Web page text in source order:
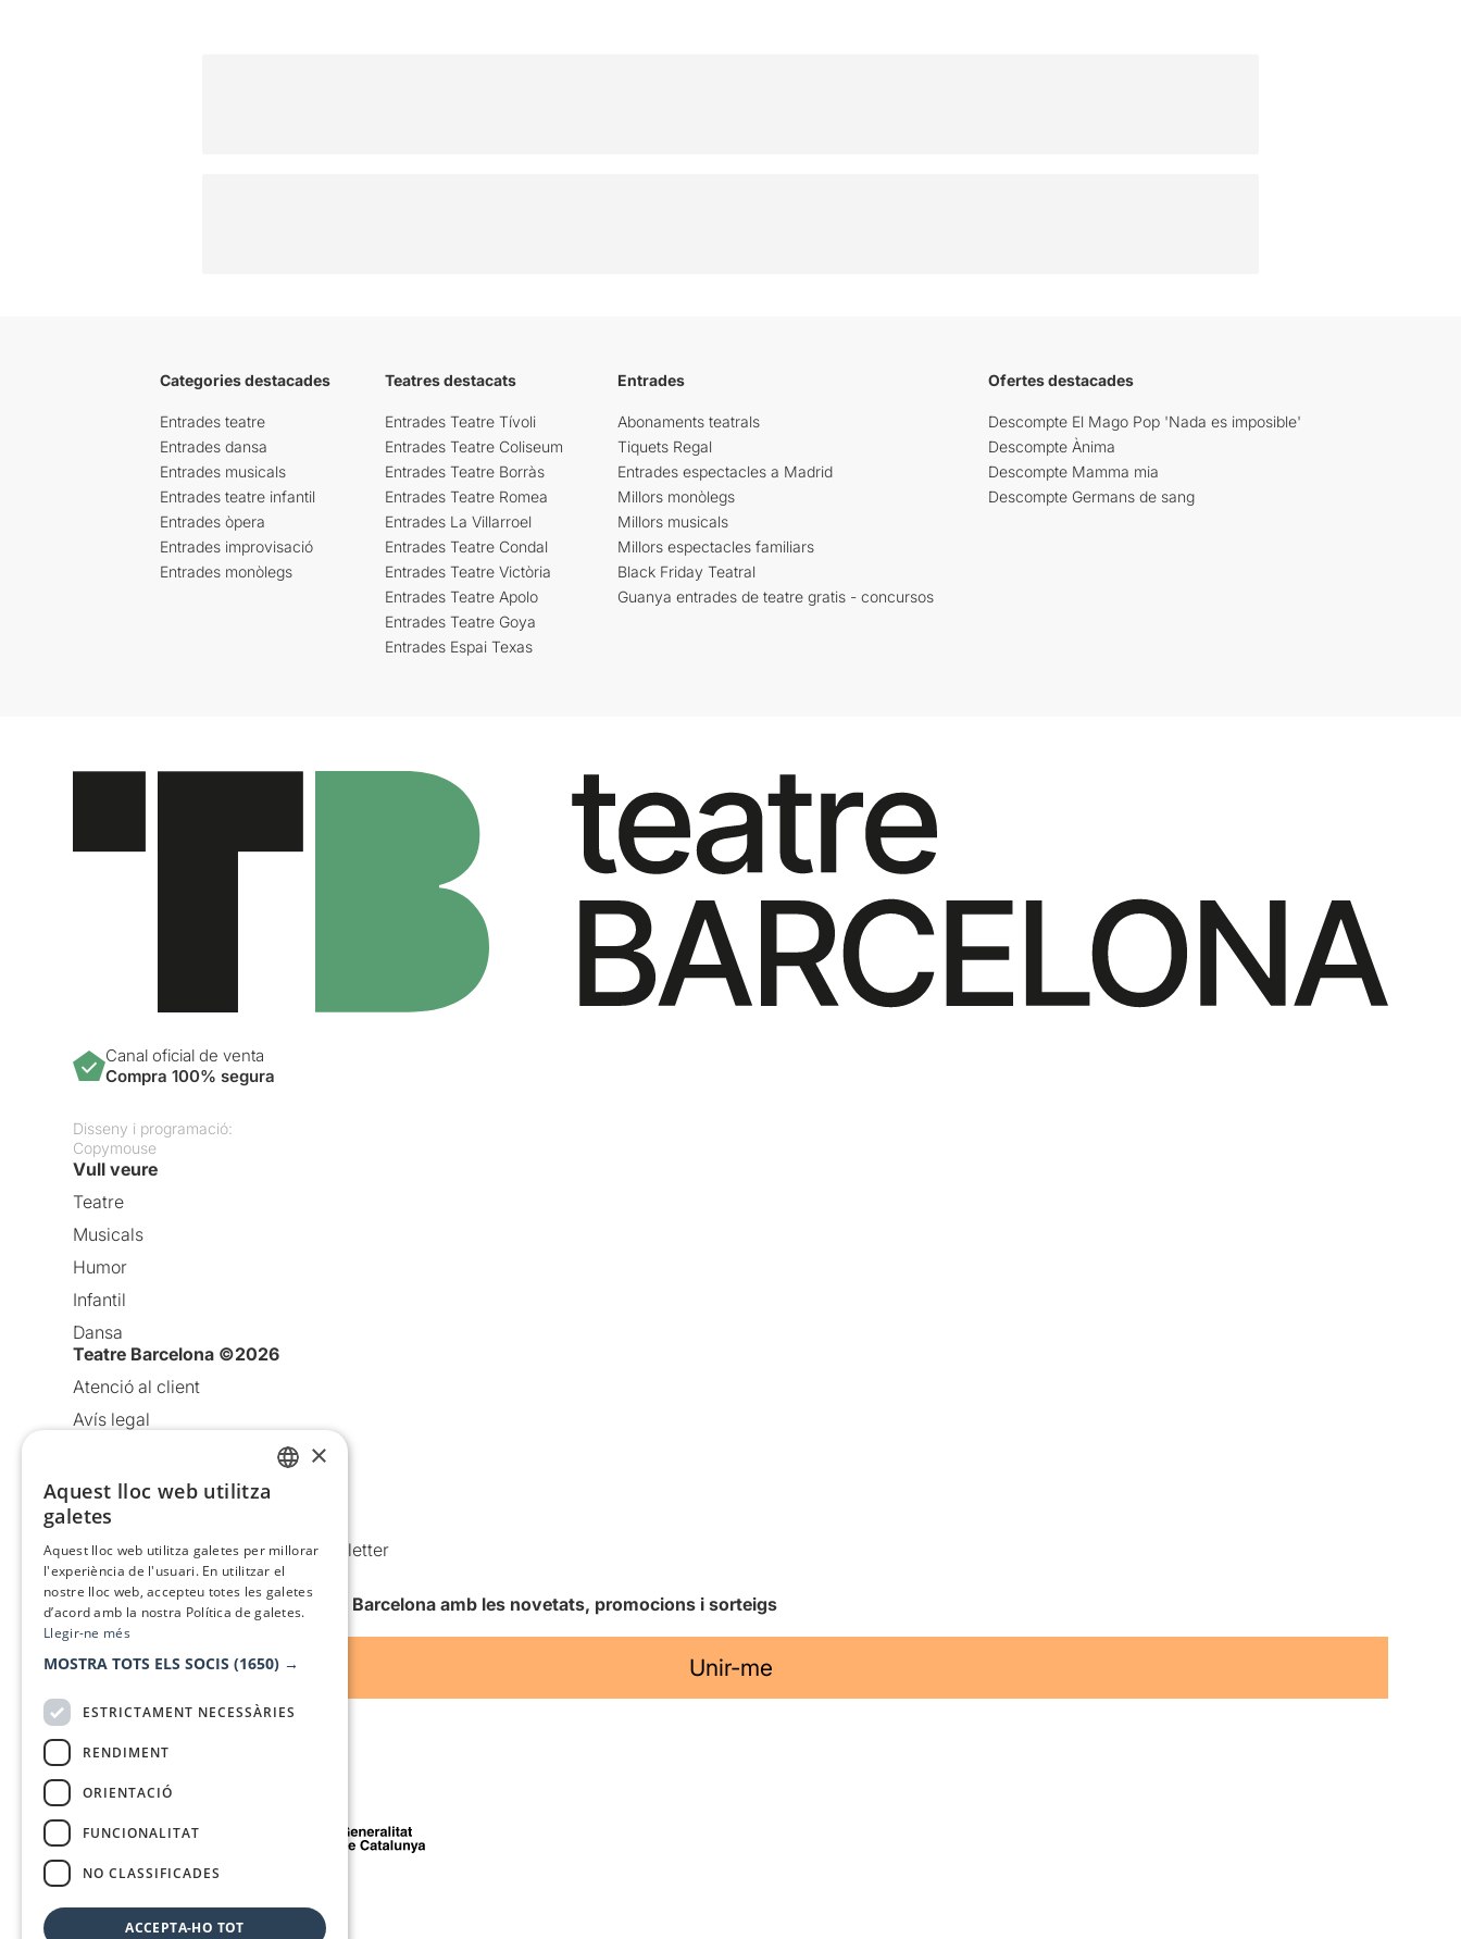
Categories destacades
Entrades teatre
Entrades dansa
Entrades musicals
Entrades teatre infantil
Entrades òpera
Entrades improvisació
Entrades monòlegs
Teatres destacats
Entrades Teatre Tívoli
Entrades Teatre Coliseum
Entrades Teatre Borràs
Entrades Teatre Romea
Entrades La Villarroel
Entrades Teatre Condal
Entrades Teatre Victòria
Entrades Teatre Apolo
Entrades Teatre Goya
Entrades Espai Texas
Entrades
Abonaments teatrals
Tiquets Regal
Entrades espectacles a Madrid
Millors monòlegs
Millors musicals
Millors espectacles familiars
Black Friday Teatral
Guanya entrades de teatre gratis - concursos
Ofertes destacades
Descompte El Mago Pop 'Nada es imposible'
Descompte Ànima
Descompte Mamma mia
Descompte Germans de sang
Canal oficial de venta
Compra 100% segura
Disseny i programació:
Copymouse
Vull veure
Teatre
Musicals
Humor
Infantil
Dansa
Teatre Barcelona ©2026
Atenció al client
Avís legal
Política de cookies
Condicions d’ús
Comunicacions comercials i Newsletter
Anuncia’t
Vull rebre la newsletter de Teatre Barcelona amb les novetats, promocions i sorteigs
Unir-me
Amb el suport de
×
Aquest lloc web utilitza
galetes
Aquest lloc web utilitza galetes per millorar
l'experiència de l'usuari. En utilitzar el
nostre lloc web, accepteu totes les galetes
d’acord amb la nostra Política de galetes.
Llegir-ne més
MOSTRA TOTS ELS SOCIS (1650) →
ESTRICTAMENT NECESSÀRIES
RENDIMENT
ORIENTACIÓ
FUNCIONALITAT
NO CLASSIFICADES
ACCEPTA-HO TOT